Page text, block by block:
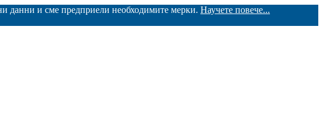
данни и сме предприели необходимите мерки. Научете повече...